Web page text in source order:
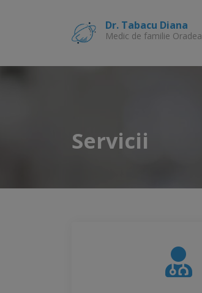
Dr. Tabacu Diana
Medic de familie Oradea
Servicii